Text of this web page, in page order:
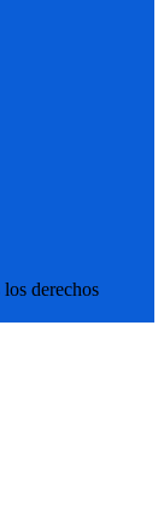
derechos